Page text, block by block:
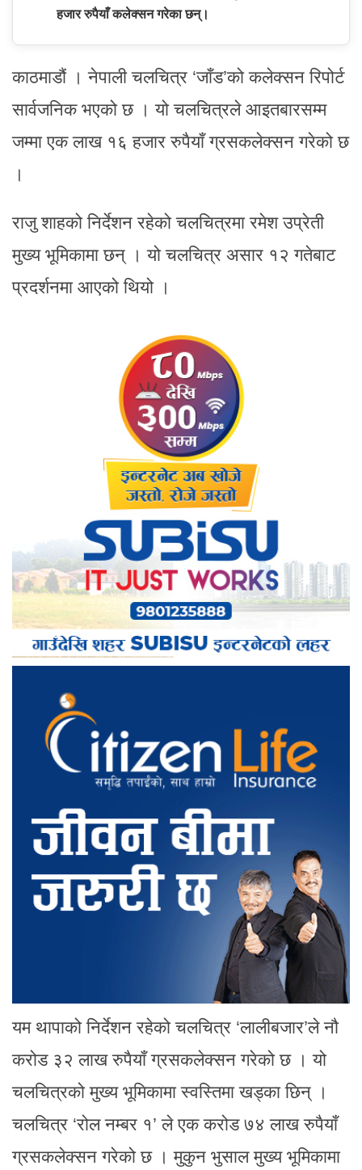
हजार रुपैयाँ कलेक्सन गरेका छन्।
काठमाडौं । नेपाली चलचित्र ‘जाँड’को कलेक्सन रिपोर्ट
सार्वजनिक भएको छ । यो चलचित्रले आइतबारसम्म
जम्मा एक लाख १६ हजार रुपैयाँ ग्रसकलेक्सन गरेको छ
।
राजु शाहको निर्देशन रहेको चलचित्रमा रमेश उप्रेती
मुख्य भूमिकामा छन् । यो चलचित्र असार १२ गतेबाट
प्रदर्शनमा आएको थियो ।
यम थापाको निर्देशन रहेको चलचित्र ‘लालीबजार’ले नौ
करोड ३२ लाख रुपैयाँ ग्रसकलेक्सन गरेको छ । यो
चलचित्रको मुख्य भूमिकामा स्वस्तिमा खड्का छिन् ।
चलचित्र ‘रोल नम्बर १’ ले एक करोड ७४ लाख रुपैयाँ
ग्रसकलेक्सन गरेको छ । मुकुन भुसाल मुख्य भूमिकामा